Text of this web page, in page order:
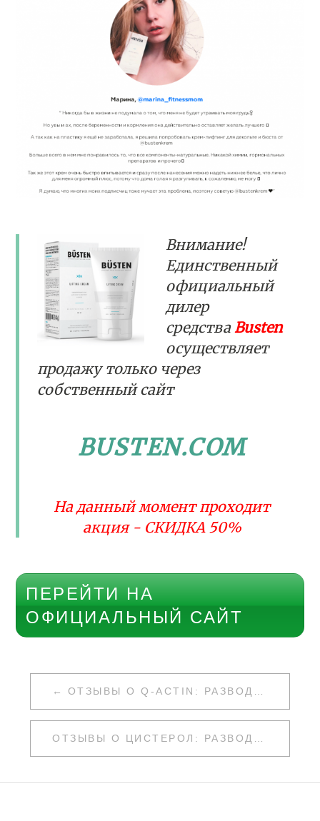
Внимание!
Единственный
официальный
дилер
средства Busten
осуществляет
продажу только через
собственный сайт
BUSTEN.COM
На данный момент проходит
акция - СКИДКА 50%
ПЕРЕЙТИ НА
ОФИЦИАЛЬНЫЙ САЙТ
НАВИГАЦИЯ
ПО
ЗАПИСЯМ
ОТЗЫВЫ О Q-ACTIN: РАЗВОД ИЛИ НЕТ